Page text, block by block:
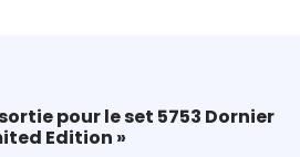
pour le set 5753 Dornier
Edition »